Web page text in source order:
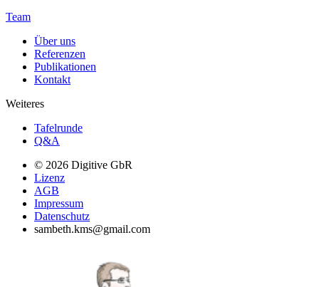
Team
Über uns
Referenzen
Publikationen
Kontakt
Weiteres
Tafelrunde
Q&A
© 2026 Digitive GbR
Lizenz
AGB
Impressum
Datenschutz
sambeth.kms@gmail.com